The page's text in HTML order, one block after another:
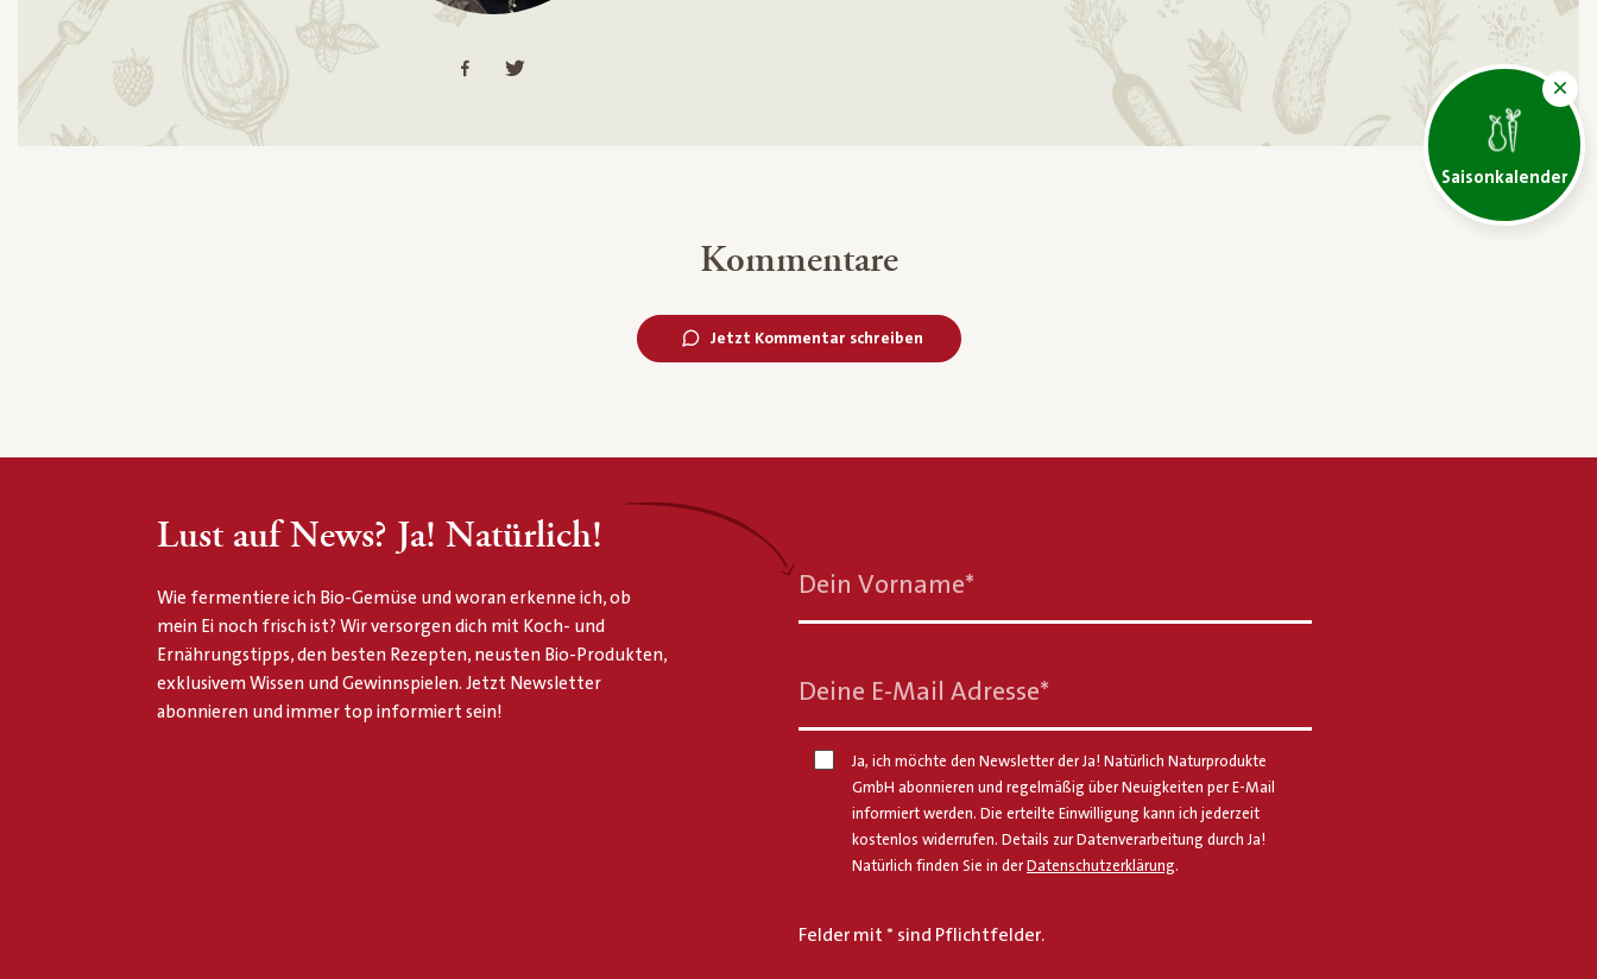
Saisonkalender
Kommentare
Jetzt Kommentar schreiben
Lust auf News? Ja! Natürlich!
Wie fermentiere ich Bio-Gemüse und woran erkenne ich, ob
mein Ei noch frisch ist? Wir versorgen dich mit Koch- und
Ernährungstipps, den besten Rezepten, neusten Bio-Produkten,
exklusivem Wissen und Gewinnspielen. Jetzt Newsletter
abonnieren und immer top informiert sein!
Dein Vorname*
Deine E-Mail Adresse*
Ja, ich möchte den Newsletter der Ja! Natürlich Naturprodukte
GmbH abonnieren und regelmäßig über Neuigkeiten per E-Mail
informiert werden. Die erteilte Einwilligung kann ich jederzeit
kostenlos widerrufen. Details zur Datenverarbeitung durch Ja!
Natürlich finden Sie in der Datenschutzerklärung.
Felder mit * sind Pflichtfelder.